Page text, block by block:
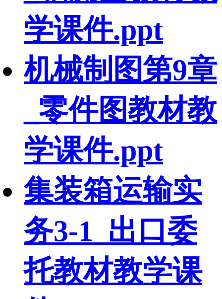
学课件.ppt
机械制图第9章
_零件图教材教
学课件.ppt
集装箱运输实
务3-1_出口委
托教材教学课